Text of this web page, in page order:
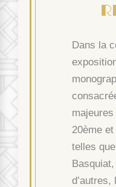
Dans la
majeures
20ème et
telles
d’autres,